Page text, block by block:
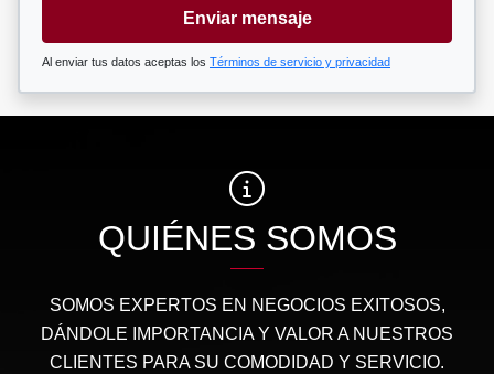
Enviar mensaje
Al enviar tus datos aceptas los Términos de servicio y privacidad
QUIÉNES SOMOS
SOMOS EXPERTOS EN NEGOCIOS EXITOSOS,
DÁNDOLE IMPORTANCIA Y VALOR A NUESTROS
CLIENTES PARA SU COMODIDAD Y SERVICIO.